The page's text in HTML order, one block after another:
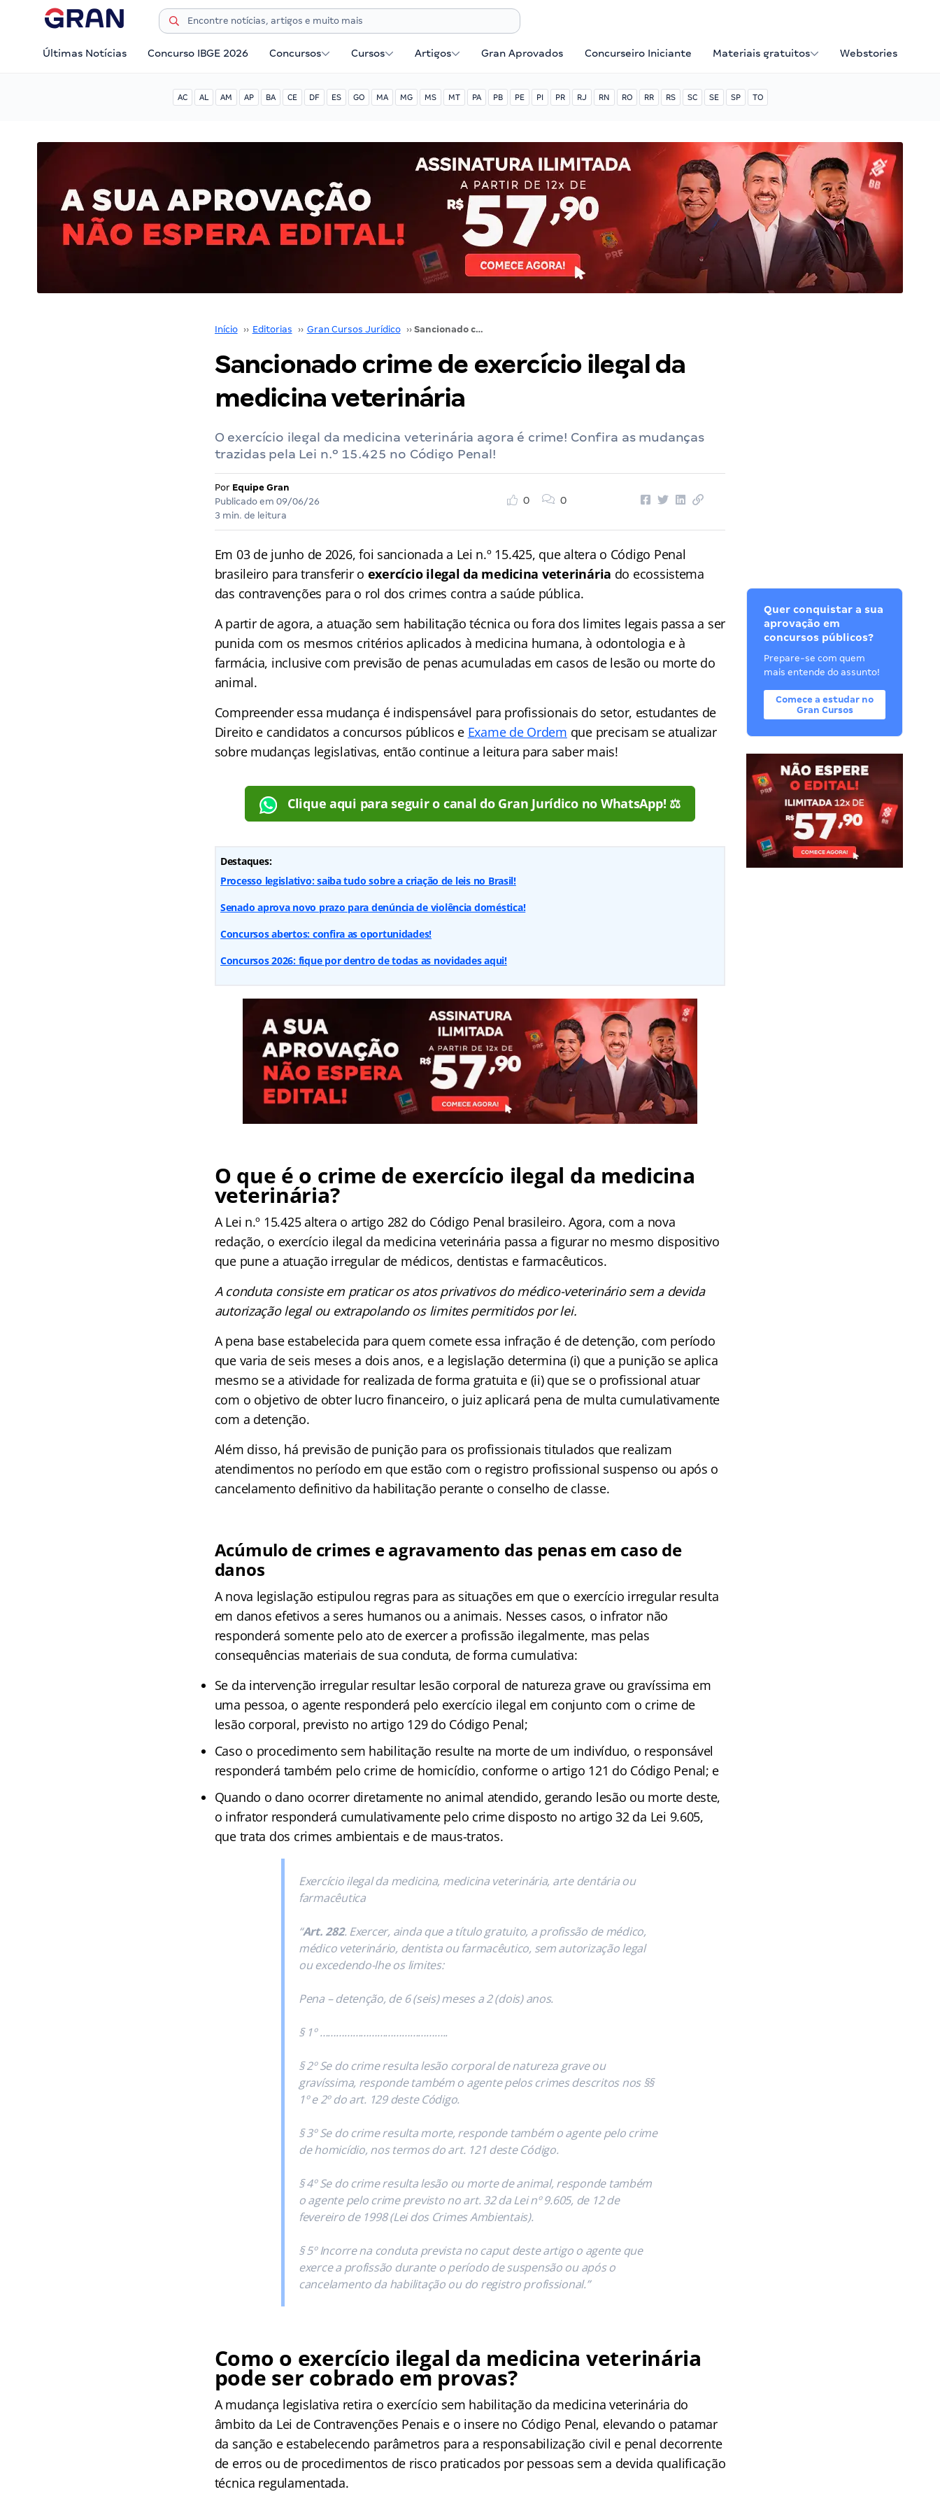
Últimas Notícias Concurso IBGE 2026 Concursos Cursos Artigos Gran Aprovados Concurseiro Iniciante Materiais gratuitos Webstories
AC AL AM AP BA CE DF ES GO MA MG MS MT PA PB PE PI PR RJ RN RO RR RS SC SE SP TO
Início ›› Editorias ›› Gran Cursos Jurídico ›› Sancionado crime de exercício ilegal da medicina veterinária
Sancionado crime de exercício ilegal da
medicina veterinária
O exercício ilegal da medicina veterinária agora é crime! Confira as mudanças
trazidas pela Lei n.º 15.425 no Código Penal!
Por Equipe Gran
Publicado em 09/06/26
3 min. de leitura
0 0
Em 03 de junho de 2026, foi sancionada a Lei n.º 15.425, que altera o Código Penal
brasileiro para transferir o exercício ilegal da medicina veterinária do ecossistema
das contravenções para o rol dos crimes contra a saúde pública.
A partir de agora, a atuação sem habilitação técnica ou fora dos limites legais passa a ser
punida com os mesmos critérios aplicados à medicina humana, à odontologia e à
farmácia, inclusive com previsão de penas acumuladas em casos de lesão ou morte do
animal.
Compreender essa mudança é indispensável para profissionais do setor, estudantes de
Direito e candidatos a concursos públicos e Exame de Ordem que precisam se atualizar
sobre mudanças legislativas, então continue a leitura para saber mais!
Clique aqui para seguir o canal do Gran Jurídico no WhatsApp! ⚖️
Destaques:
Processo legislativo: saiba tudo sobre a criação de leis no Brasil!
Senado aprova novo prazo para denúncia de violência doméstica!
Concursos abertos: confira as oportunidades!
Concursos 2026: fique por dentro de todas as novidades aqui!
O que é o crime de exercício ilegal da medicina
veterinária?
A Lei n.º 15.425 altera o artigo 282 do Código Penal brasileiro. Agora, com a nova
redação, o exercício ilegal da medicina veterinária passa a figurar no mesmo dispositivo
que pune a atuação irregular de médicos, dentistas e farmacêuticos.
A conduta consiste em praticar os atos privativos do médico-veterinário sem a devida
autorização legal ou extrapolando os limites permitidos por lei.
A pena base estabelecida para quem comete essa infração é de detenção, com período
que varia de seis meses a dois anos, e a legislação determina (i) que a punição se aplica
mesmo se a atividade for realizada de forma gratuita e (ii) que se o profissional atuar
com o objetivo de obter lucro financeiro, o juiz aplicará pena de multa cumulativamente
com a detenção.
Além disso, há previsão de punição para os profissionais titulados que realizam
atendimentos no período em que estão com o registro profissional suspenso ou após o
cancelamento definitivo da habilitação perante o conselho de classe.
Acúmulo de crimes e agravamento das penas em caso de
danos
A nova legislação estipulou regras para as situações em que o exercício irregular resulta
em danos efetivos a seres humanos ou a animais. Nesses casos, o infrator não
responderá somente pelo ato de exercer a profissão ilegalmente, mas pelas
consequências materiais de sua conduta, de forma cumulativa:
Se da intervenção irregular resultar lesão corporal de natureza grave ou gravíssima em
uma pessoa, o agente responderá pelo exercício ilegal em conjunto com o crime de
lesão corporal, previsto no artigo 129 do Código Penal;
Caso o procedimento sem habilitação resulte na morte de um indivíduo, o responsável
responderá também pelo crime de homicídio, conforme o artigo 121 do Código Penal; e
Quando o dano ocorrer diretamente no animal atendido, gerando lesão ou morte deste,
o infrator responderá cumulativamente pelo crime disposto no artigo 32 da Lei 9.605,
que trata dos crimes ambientais e de maus-tratos.
Exercício ilegal da medicina, medicina veterinária, arte dentária ou
farmacêutica
“Art. 282. Exercer, ainda que a título gratuito, a profissão de médico,
médico veterinário, dentista ou farmacêutico, sem autorização legal
ou excedendo-lhe os limites:
Pena – detenção, de 6 (seis) meses a 2 (dois) anos.
§ 1º ………………………………………..
§ 2º Se do crime resulta lesão corporal de natureza grave ou
gravíssima, responde também o agente pelos crimes descritos nos §§
1º e 2º do art. 129 deste Código.
§ 3º Se do crime resulta morte, responde também o agente pelo crime
de homicídio, nos termos do art. 121 deste Código.
§ 4º Se do crime resulta lesão ou morte de animal, responde também
o agente pelo crime previsto no art. 32 da Lei nº 9.605, de 12 de
fevereiro de 1998 (Lei dos Crimes Ambientais).
§ 5º Incorre na conduta prevista no caput deste artigo o agente que
exerce a profissão durante o período de suspensão ou após o
cancelamento da habilitação ou do registro profissional.”
Como o exercício ilegal da medicina veterinária
pode ser cobrado em provas?
A mudança legislativa retira o exercício sem habilitação da medicina veterinária do
âmbito da Lei de Contravenções Penais e o insere no Código Penal, elevando o patamar
da sanção e estabelecendo parâmetros para a responsabilização civil e penal decorrente
de erros ou de procedimentos de risco praticados por pessoas sem a devida qualificação
técnica regulamentada.
Quer conquistar a sua
aprovação em
concursos públicos?
Prepare-se com quem
mais entende do assunto!
Comece a estudar no
Gran Cursos